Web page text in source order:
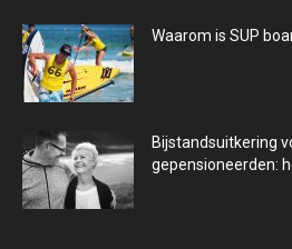
Waarom is SUP
Bijstandsuitkering
gepensioneerden: